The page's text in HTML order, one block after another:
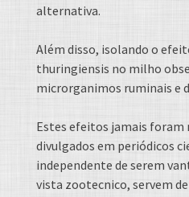
alternativa.
Além disso, isolando o
thuringiensis no milho
microrganimos ruminais e
Estes efeitos jamais foram
divulgados em periódicos
independente de serem
vista zootecnico, servem